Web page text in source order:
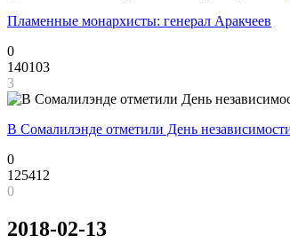
Пламенные монархисты: генерал Аракчеев
0
140103
3
В Сомалилэнде отметили День
0
125412
0
2018-02-13